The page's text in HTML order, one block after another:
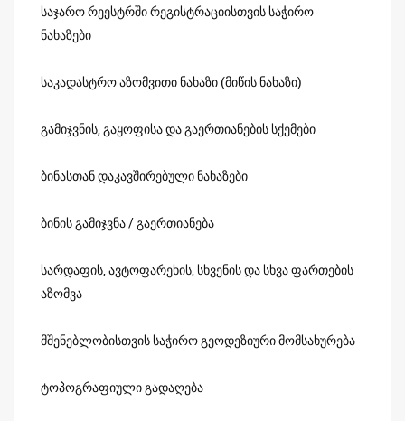
საჯარო რეესტრში რეგისტრაციისთვის საჭირო
ნახაზები
საკადასტრო აზომვითი ნახაზი (მიწის ნახაზი)
გამიჯვნის, გაყოფისა და გაერთიანების სქემები
ბინასთან დაკავშირებული ნახაზები
ბინის გამიჯვნა / გაერთიანება
სარდაფის, ავტოფარეხის, სხვენის და სხვა ფართების
აზომვა
მშენებლობისთვის საჭირო გეოდეზიური მომსახურება
ტოპოგრაფიული გადაღება